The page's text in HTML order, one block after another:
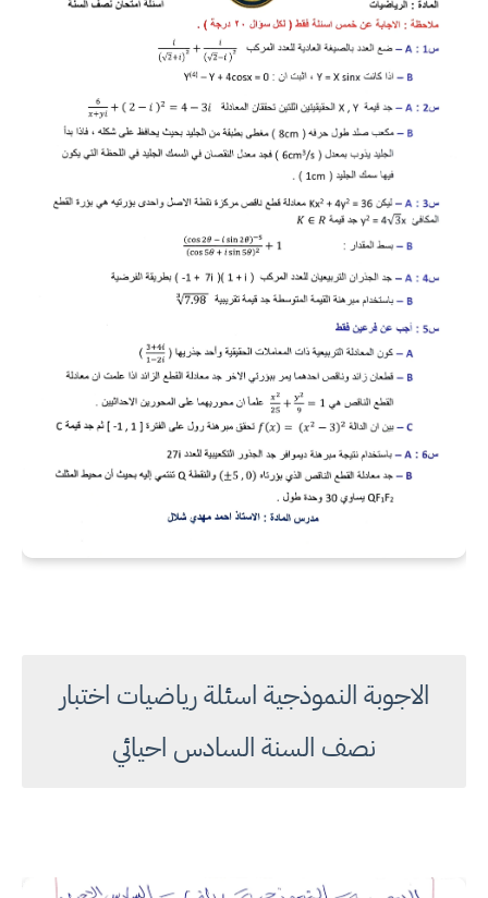
الاجوبة النموذجية اسئلة رياضيات اختبار
نصف السنة السادس احيائي